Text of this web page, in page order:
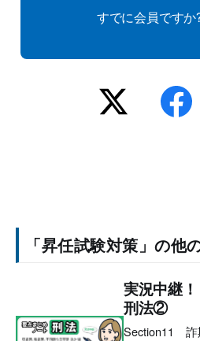
すでに会員ですか
「昇任試験対策」の他
実況中継
刑法②
Section11 詐